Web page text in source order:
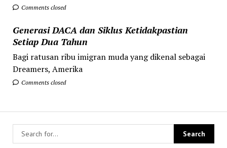
Comments closed
Generasi DACA dan Siklus Ketidakpastian
Setiap Dua Tahun
Bagi ratusan ribu imigran muda yang dikenal sebagai
Dreamers, Amerika
Comments closed